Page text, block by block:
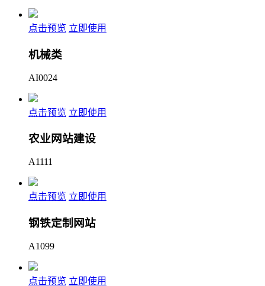
点击预览 立即使用
机械类
AI0024
点击预览 立即使用
农业网站建设
A1111
点击预览 立即使用
钢铁定制网站
A1099
点击预览 立即使用